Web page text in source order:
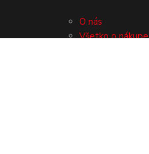
O nás
Všetko o nákupe